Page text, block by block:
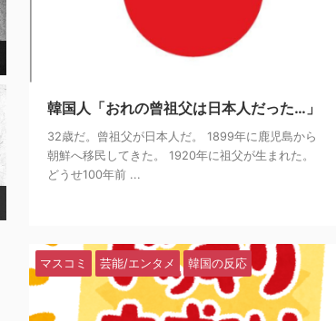
韓国人「おれの曾祖父は日本人だった…」
32歳だ。曾祖父が日本人だ。 1899年に鹿児島から
朝鮮へ移民してきた。 1920年に祖父が生まれた。
どうせ100年前 ...
マスコミ 芸能/エンタメ 韓国の反応